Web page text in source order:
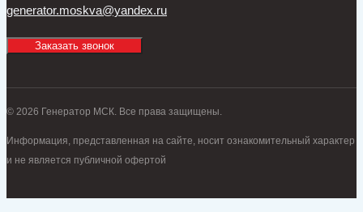
generator.moskva@yandex.ru
Заказать звонок
© 2026 Генератор МСК. Все права защищены.
Информация, представленная на сайте, носит ознакомительный характер
и не является публичной офертой